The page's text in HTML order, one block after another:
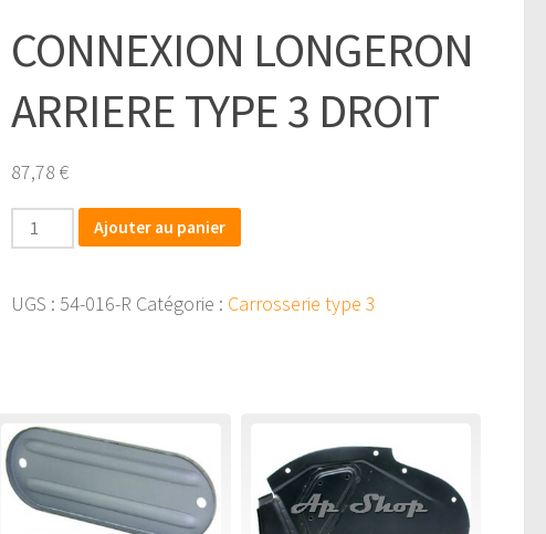
CONNEXION LONGERON
ARRIERE TYPE 3 DROIT
87,78€
quantité
de
LONGERON
DROIT
Ajouter au panier
UGS : 54-016-R Catégorie : Carrosserie type 3